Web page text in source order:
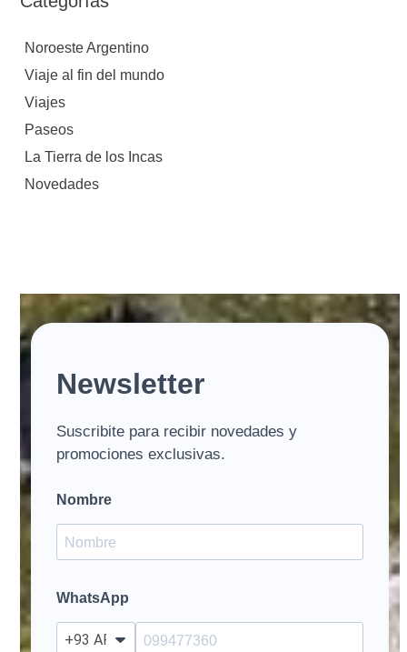
Noroeste Argentino
Viaje al fin del mundo
Viajes
Paseos
La Tierra de los Incas
Novedades
Newsletter
Suscribite para recibir novedades y
promociones exclusivas.
Nombre
WhatsApp